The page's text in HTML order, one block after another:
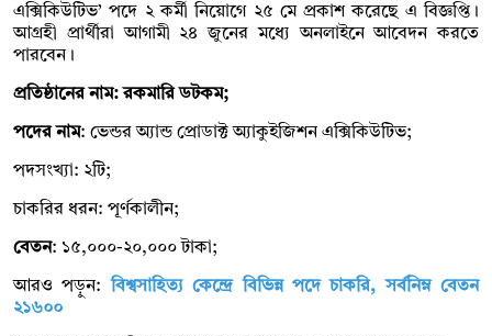
এক্সিকিউটিভ’ পদে ২ কর্মী নিয়োগে ২৫ মে প্রকাশ করেছে এ বিজ্ঞপ্তি।
আগ্রহী প্রার্থীরা আগামী ২৪ জুনের মধ্যে অনলাইনে আবেদন করতে
পারবেন।
প্রতিষ্ঠানের নাম: রকমারি ডটকম;
পদের নাম: ভেন্ডর অ্যান্ড প্রোডাক্ট অ্যাকুইজিশন এক্সিকিউটিভ;
পদসংখ্যা: ২টি;
চাকরির ধরন: পূর্ণকালীন;
বেতন: ১৫,০০০-২০,০০০ টাকা;
আরও পড়ুন:বিশ্বসাহিত্য কেন্দ্রে বিভিন্ন পদে চাকরি, সর্বনিম্ন বেতন
২১৬০০